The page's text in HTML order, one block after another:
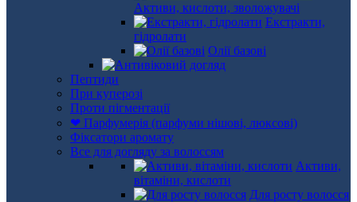
Активи, кислоти, зволожувачі
Екстракти,
гідролати
Олії базові
Пептиди
При куперозі
Проти пігментації
❤ Парфумерія (парфуми нішові, люксові)
Фіксатори аромату
Все для догляду за волоссям
Активи,
вітаміни, кислоти
Для росту волосся